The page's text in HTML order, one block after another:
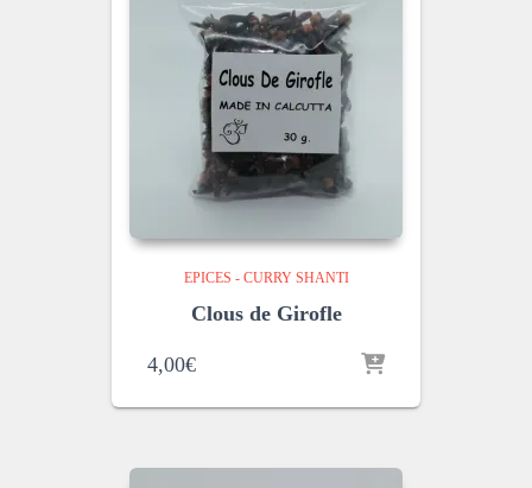
EPICES - CURRY SHANTI
Clous de Girofle
4,00€